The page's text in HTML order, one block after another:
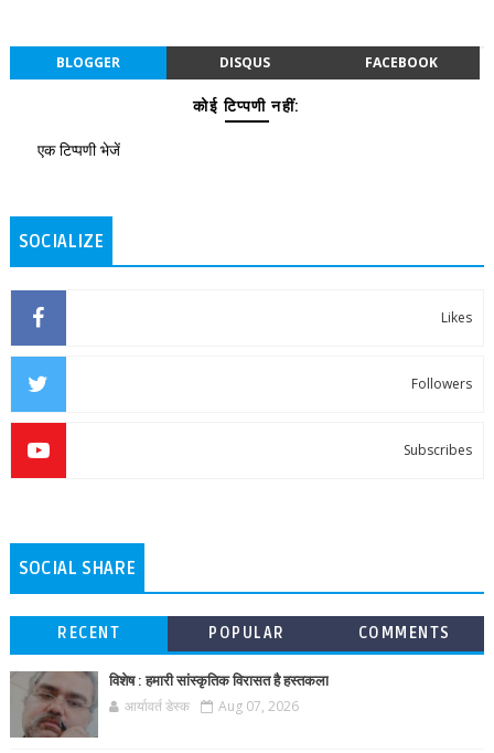
BLOGGER DISQUS FACEBOOK
कोई टिप्पणी नहीं:
एक टिप्पणी भेजें
SOCIALIZE
Likes
Followers
Subscribes
SOCIAL SHARE
RECENT POPULAR COMMENTS
विशेष : हमारी सांस्कृतिक विरासत है हस्तकला
आर्यावर्त डेस्क Aug 07, 2026